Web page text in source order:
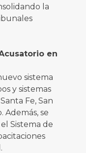
la
en
sistema
y sistemas
Fe, San
Además, se
Sistema de